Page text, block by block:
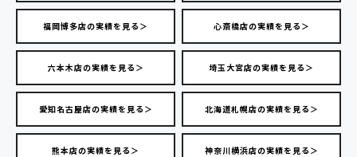
福岡博多店の実績を見る＞ 心斎橋店の実績を見る＞
六本木店の実績を見る＞ 埼玉大宮店の実績を見る＞
愛知名古屋店の実績を見る＞ 北海道札幌店の実績を見る＞
熊本店の実績を見る＞ 神奈川横浜店の実績を見る＞